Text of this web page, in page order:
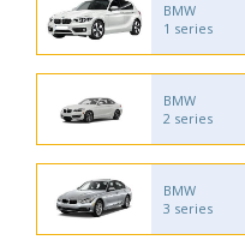
BMW
1 series
BMW
2 series
BMW
3 series